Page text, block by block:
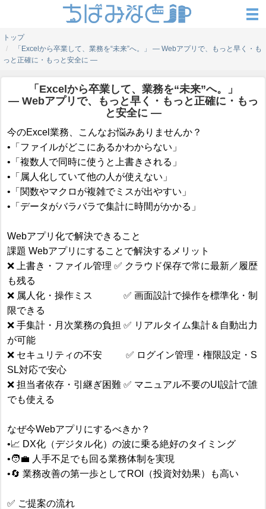
トップ
「Excelから卒業して、業務を“未来”へ。」 ― Webアプリで、もっと早く・も
っと正確に・もっと安全に ―
「Excelから卒業して、業務を“未来”へ。」
― Webアプリで、もっと早く・もっと正確に・もっ
と安全に ―
今のExcel業務、こんなお悩みありませんか？
•「ファイルがどこにあるかわからない」
•「複数人で同時に使うと上書きされる」
•「属人化していて他の人が使えない」
•「関数やマクロが複雑でミスが出やすい」
•「データがバラバラで集計に時間がかかる」
Webアプリ化で解決できること
課題 Webアプリにすることで解決するメリット
❌ 上書き・ファイル管理 ✅ クラウド保存で常に最新／履歴
も残る
❌ 属人化・操作ミス ✅ 画面設計で操作を標準化・制
限できる
❌ 手集計・月次業務の負担 ✅ リアルタイム集計＆自動出力
が可能
❌ セキュリティの不安 ✅ ログイン管理・権限設定・S
SL対応で安心
❌ 担当者依存・引継ぎ困難 ✅ マニュアル不要のUI設計で誰
でも使える
なぜ今Webアプリにするべきか？
•📈 DX化（デジタル化）の波に乗る絶好のタイミング
•🧑‍💼 人手不足でも回る業務体制を実現
•🔄 業務改善の第一歩としてROI（投資対効果）も高い
✅ ご提案の流れ